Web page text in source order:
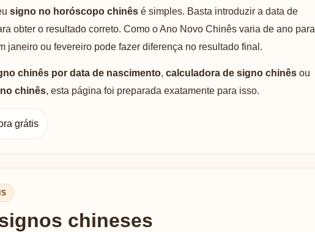
signo no horóscopo chinês é simples. Basta introduzir a data de
obter o resultado correto. Como o Ano Novo Chinês varia de ano para
janeiro ou fevereiro pode fazer diferença no resultado final.
chinês por data de nascimento, calculadora de signo chinês ou
chinês, esta página foi preparada exatamente para isso.
grátis
chineses